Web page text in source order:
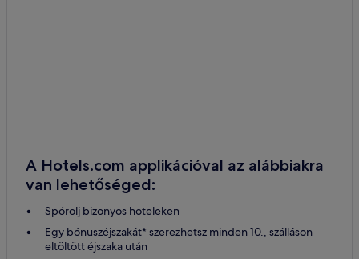
A Hotels.com applikációval az alábbiakra
van lehetőséged:
Spórolj bizonyos hoteleken
Egy bónuszéjszakát* szerezhetsz minden 10., szálláson
eltöltött éjszaka után